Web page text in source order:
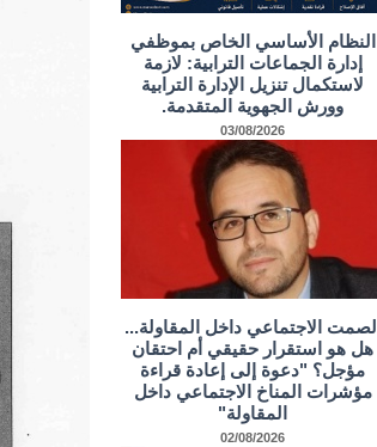
النظام الأساسي الخاص بموظفي
إدارة الجماعات الترابية: لازمة
لاستكمال تنزيل الإدارة الترابية
وورش الجهوية المتقدمة.
03/08/2026
الصمت الاجتماعي داخل المقاولة...
هل هو استقرار حقيقي أم احتقان
مؤجل؟ "دعوة إلى إعادة قراءة
مؤشرات المناخ الاجتماعي داخل
المقاولة"
02/08/2026